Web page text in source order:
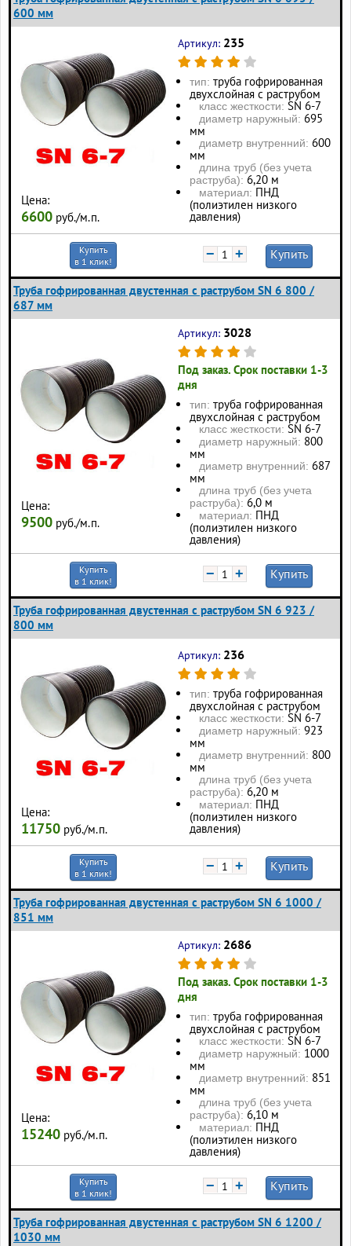
600 мм
Цена:
6600 руб./м.п.
Артикул: 235
тип: труба гофрированная
двухслойная с раструбом
класс жесткости: SN 6-7
диаметр наружный: 695
мм
диаметр внутренний: 600
мм
длина труб (без учета
раструба): 6,20 м
материал: ПНД
(полиэтилен низкого
давления)
Купить
в 1 клик!
− + Купить
Труба гофрированная двустенная с раструбом SN 6 800 /
687 мм
Цена:
9500 руб./м.п.
Артикул: 3028
Под заказ. Срок поставки 1-3
дня
тип: труба гофрированная
двухслойная с раструбом
класс жесткости: SN 6-7
диаметр наружный: 800
мм
диаметр внутренний: 687
мм
длина труб (без учета
раструба): 6,0 м
материал: ПНД
(полиэтилен низкого
давления)
Купить
в 1 клик!
− + Купить
Труба гофрированная двустенная с раструбом SN 6 923 /
800 мм
Цена:
11750 руб./м.п.
Артикул: 236
тип: труба гофрированная
двухслойная с раструбом
класс жесткости: SN 6-7
диаметр наружный: 923
мм
диаметр внутренний: 800
мм
длина труб (без учета
раструба): 6,20 м
материал: ПНД
(полиэтилен низкого
давления)
Купить
в 1 клик!
− + Купить
Труба гофрированная двустенная с раструбом SN 6 1000 /
851 мм
Цена:
15240 руб./м.п.
Артикул: 2686
Под заказ. Срок поставки 1-3
дня
тип: труба гофрированная
двухслойная с раструбом
класс жесткости: SN 6-7
диаметр наружный: 1000
мм
диаметр внутренний: 851
мм
длина труб (без учета
раструба): 6,10 м
материал: ПНД
(полиэтилен низкого
давления)
Купить
в 1 клик!
− + Купить
Труба гофрированная двустенная с раструбом SN 6 1200 /
1030 мм